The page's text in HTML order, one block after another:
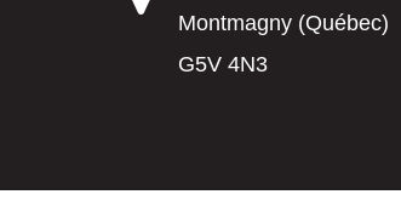
Montmagny (Québec)
G5V 4N3